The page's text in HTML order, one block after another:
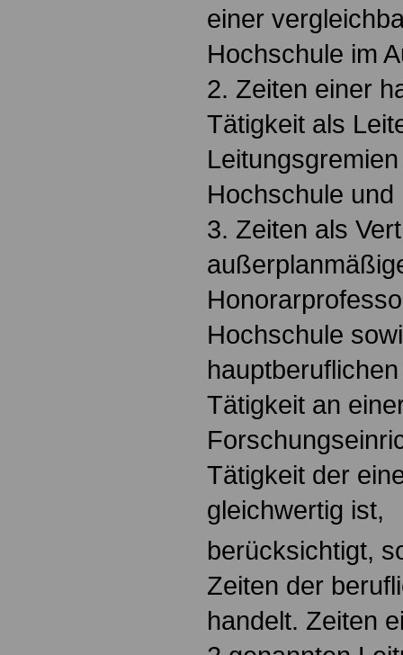
einer
Hochschule im
2. Zeiten einer
Tätigkeit als
Hochschule und
3. Zeiten als
Hochschule
Tätigkeit an
Tätigkeit der
gleichwertig ist,
berücksichtigt,
Zeiten der
handelt. Zeiten